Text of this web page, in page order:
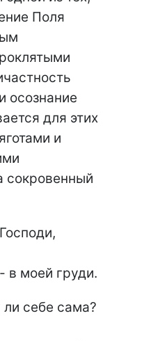
Поля
осознание
для этих
и
сокровенный
в моей груди.
себе сама?